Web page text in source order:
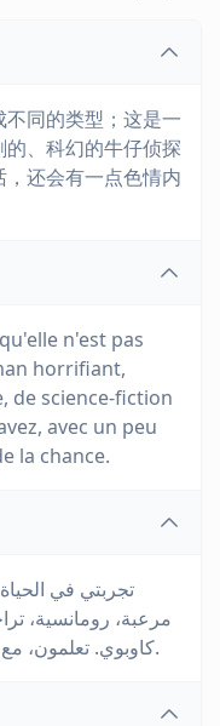
同的类型；这是一
、科幻的牛仔侦探
还会有一点色情内
n'est pas
horrifiant,
de science-fiction
avec un peu
la chance.
تجربتي في الحياة
مرعبة، رومانسية،
كاوبوي. تعلمون، مع قليل من الإباحية إذا كنتم محظوظين.